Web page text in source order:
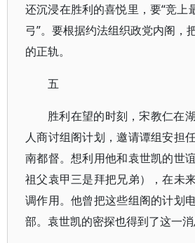
还沉浸在胜利的喜悦里，要“竞上
弓”。要根据约法组织政党内阁，
的正轨。
五
胜利在望的时刻，宋教仁在
人商讨组阁计划，邀请谭组安担
南都督。想利用他和袁世凯的世
祖父袁甲三是拜把兄弟），在未
调作用。他曾把这些组阁的计划
部。袁世凯的密探也得到了这一消